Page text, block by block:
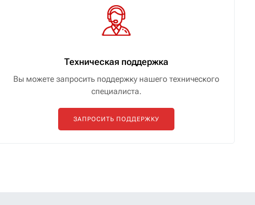
Техническая поддержка
Вы можете запросить поддержку нашего технического
специалиста.
ЗАПРОСИТЬ ПОДДЕРЖКУ